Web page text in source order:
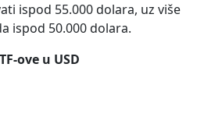
ispod 55.000 dolara, uz više
ispod 50.000 dolara.
ove u USD